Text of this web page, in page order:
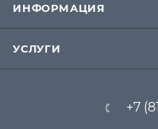
ИНФОРМАЦИЯ
УСЛУГИ
+7